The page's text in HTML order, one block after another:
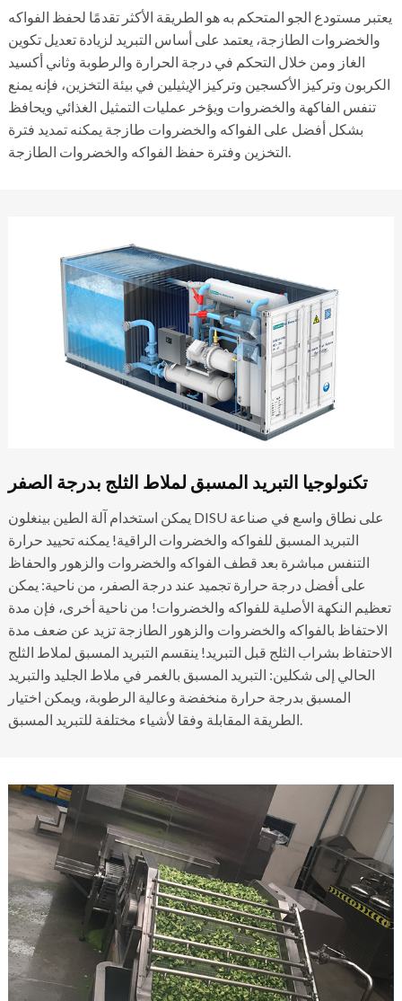
يعتبر مستودع الجو المتحكم به هو الطريقة الأكثر تقدمًا لحفظ الفواكه
والخضروات الطازجة، يعتمد على أساس التبريد لزيادة تعديل تكوين
الغاز ومن خلال التحكم في درجة الحرارة والرطوبة وثاني أكسيد
الكربون وتركيز الأكسجين وتركيز الإيثيلين في بيئة التخزين، فإنه يمنع
تنفس الفاكهة والخضروات ويؤخر عمليات التمثيل الغذائي ويحافظ
بشكل أفضل على الفواكه والخضروات طازجة يمكنه تمديد فترة
التخزين وفترة حفظ الفواكه والخضروات الطازجة.
تكنولوجيا التبريد المسبق لملاط الثلج بدرجة الصفر
يمكن استخدام آلة الطين بينغلون DISU على نطاق واسع في صناعة
التبريد المسبق للفواكه والخضروات الراقية! يمكنه تحييد حرارة
التنفس مباشرة بعد قطف الفواكه والخضروات والزهور والحفاظ
على أفضل درجة حرارة تجميد عند درجة الصفر، من ناحية: يمكن
تعظيم النكهة الأصلية للفواكه والخضروات! من ناحية أخرى، فإن مدة
الاحتفاظ بالفواكه والخضروات والزهور الطازجة تزيد عن ضعف مدة
الاحتفاظ بشراب الثلج قبل التبريد! ينقسم التبريد المسبق لملاط الثلج
الحالي إلى شكلين: التبريد المسبق بالغمر في ملاط ​​الجليد والتبريد
المسبق بدرجة حرارة منخفضة وعالية الرطوبة، ويمكن اختيار
الطريقة المقابلة وفقا لأشياء مختلفة للتبريد المسبق.